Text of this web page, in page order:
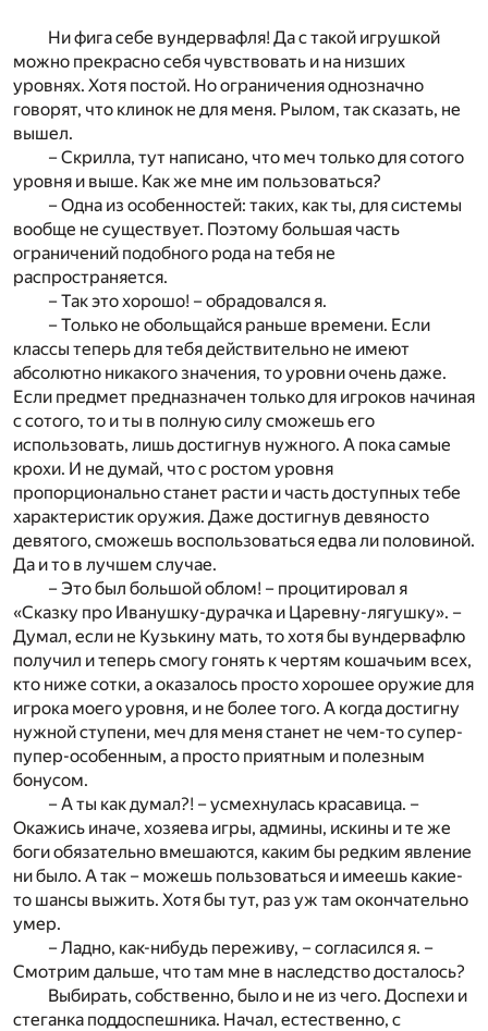
Ни фига себе вундервафля! Да с такой игрушкой
можно прекрасно себя чувствовать и на низших
уровнях. Хотя постой. Но ограничения однозначно
говорят, что клинок не для меня. Рылом, так сказать, не
вышел.
– Скрилла, тут написано, что меч только для сотого
уровня и выше. Как же мне им пользоваться?
– Одна из особенностей: таких, как ты, для системы
вообще не существует. Поэтому большая часть
ограничений подобного рода на тебя не
распространяется.
– Так это хорошо! – обрадовался я.
– Только не обольщайся раньше времени. Если
классы теперь для тебя действительно не имеют
абсолютно никакого значения, то уровни очень даже.
Если предмет предназначен только для игроков начиная
с сотого, то и ты в полную силу сможешь его
использовать, лишь достигнув нужного. А пока самые
крохи. И не думай, что с ростом уровня
пропорционально станет расти и часть доступных тебе
характеристик оружия. Даже достигнув девяносто
девятого, сможешь воспользоваться едва ли половиной.
Да и то в лучшем случае.
– Это был большой облом! – процитировал я
«Сказку про Иванушку-дурачка и Царевну-лягушку». –
Думал, если не Кузькину мать, то хотя бы вундервафлю
получил и теперь смогу гонять к чертям кошачьим всех,
кто ниже сотки, а оказалось просто хорошее оружие для
игрока моего уровня, и не более того. А когда достигну
нужной ступени, меч для меня станет не чем-то супер-
пупер-особенным, а просто приятным и полезным
бонусом.
– А ты как думал?! – усмехнулась красавица. –
Окажись иначе, хозяева игры, админы, искины и те же
боги обязательно вмешаются, каким бы редким явление
ни было. А так – можешь пользоваться и имеешь какие-
то шансы выжить. Хотя бы тут, раз уж там окончательно
умер.
– Ладно, как-нибудь переживу, – согласился я. –
Смотрим дальше, что там мне в наследство досталось?
Выбирать, собственно, было и не из чего. Доспехи и
стеганка поддоспешника. Начал, естественно, с